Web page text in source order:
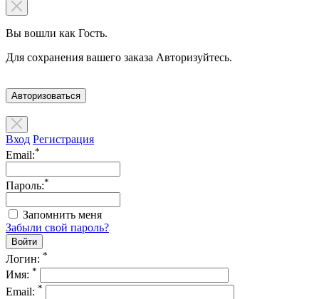
Вы вошли как Гость.
Для сохранения вашего заказа Авторизуйтесь.
Авторизоваться
Вход Регистрация
Email:*
Пароль:*
Запомнить меня
Забыли свой пароль?
Логин: *
Имя: *
Email: *